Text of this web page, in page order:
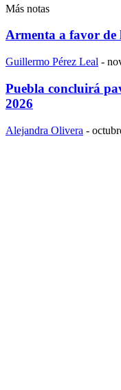
Más notas
Armenta a favor de
Guillermo Pérez Leal -
Puebla concluirá
2026
Alejandra Olivera -